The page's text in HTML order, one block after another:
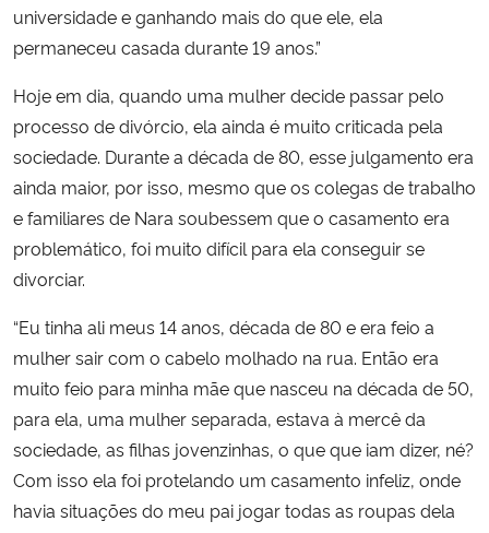
universidade e ganhando mais do que ele, ela
permaneceu casada durante 19 anos.”
Hoje em dia, quando uma mulher decide passar pelo
processo de divórcio, ela ainda é muito criticada pela
sociedade. Durante a década de 80, esse julgamento era
ainda maior, por isso, mesmo que os colegas de trabalho
e familiares de Nara soubessem que o casamento era
problemático, foi muito difícil para ela conseguir se
divorciar.
“Eu tinha ali meus 14 anos, década de 80 e era feio a
mulher sair com o cabelo molhado na rua. Então era
muito feio para minha mãe que nasceu na década de 50,
para ela, uma mulher separada, estava à mercê da
sociedade, as filhas jovenzinhas, o que que iam dizer, né?
Com isso ela foi protelando um casamento infeliz, onde
havia situações do meu pai jogar todas as roupas dela